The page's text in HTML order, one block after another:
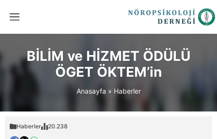
BİLİM ve HİZMET ÖDÜLÜ
ÖGET ÖKTEM’in
Anasayfa » Haberler
Haberler 20.238